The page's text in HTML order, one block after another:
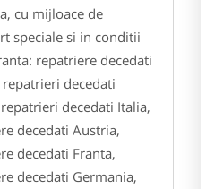
cu mijloace de
speciale si in conditii
repatriere decedati
decedati
decedati Italia,
decedati Austria,
decedati Franta,
decedati Germania,